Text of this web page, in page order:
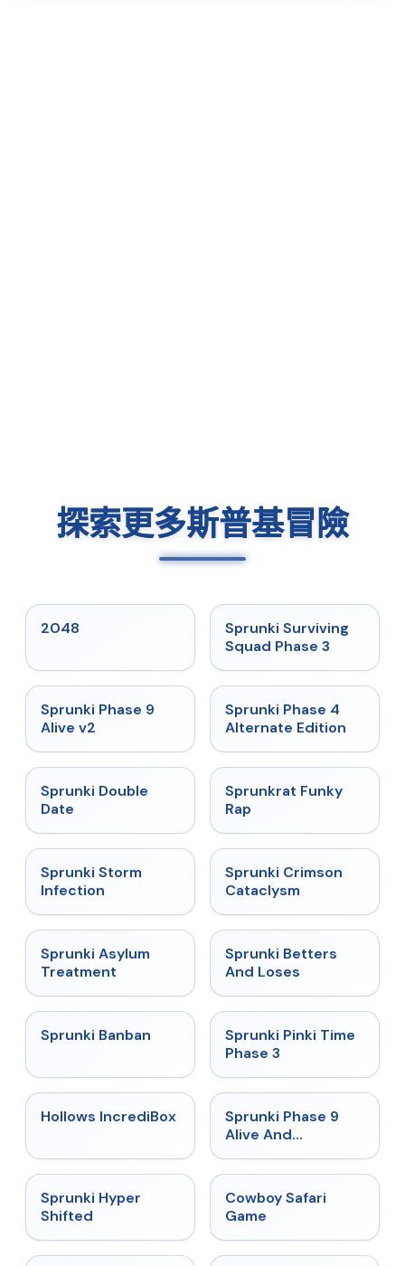
探索更多斯普基冒險
2048 ★ 4.7
Sprunki Surviving
Squad Phase 3
★
Sprunki Phase 9
Alive v2
★
Sprunki Phase 4
Alternate Edition
★
Sprunki Double
Date
★ 4.7
Sprunkrat Funky
Rap
★
Sprunki Storm
Infection
★ 4.7
Sprunki Crimson
Cataclysm
★
Sprunki Asylum
Treatment
★
Sprunki Betters
And Loses
★
Sprunki Banban ★ 4.9
Sprunki Pinki Time
Phase 3
★ 4.3
Hollows IncrediBox ★
Sprunki Phase 9
Alive And
★
Sprunki Hyper
Shifted
Cowboy Safari
Game